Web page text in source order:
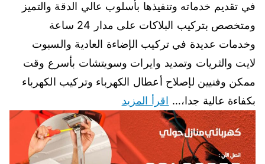
في تقديم خدماته وتنفيذها بأسلوب عالي الدقة والتميز
ومتخصص بتركيب البلاكات على مدار 24 ساعة
وخدمات عديدة في تركيب الإضاءة العادية والسبوت
لايت والثريات وتمديد وايرات وسويتشات بأسرع وقت
ممكن وفنيين لإصلاح أعطال الكهرباء وتركيب الكهرباء
بكفاءة عالية جدا،… اقرأ المزيد